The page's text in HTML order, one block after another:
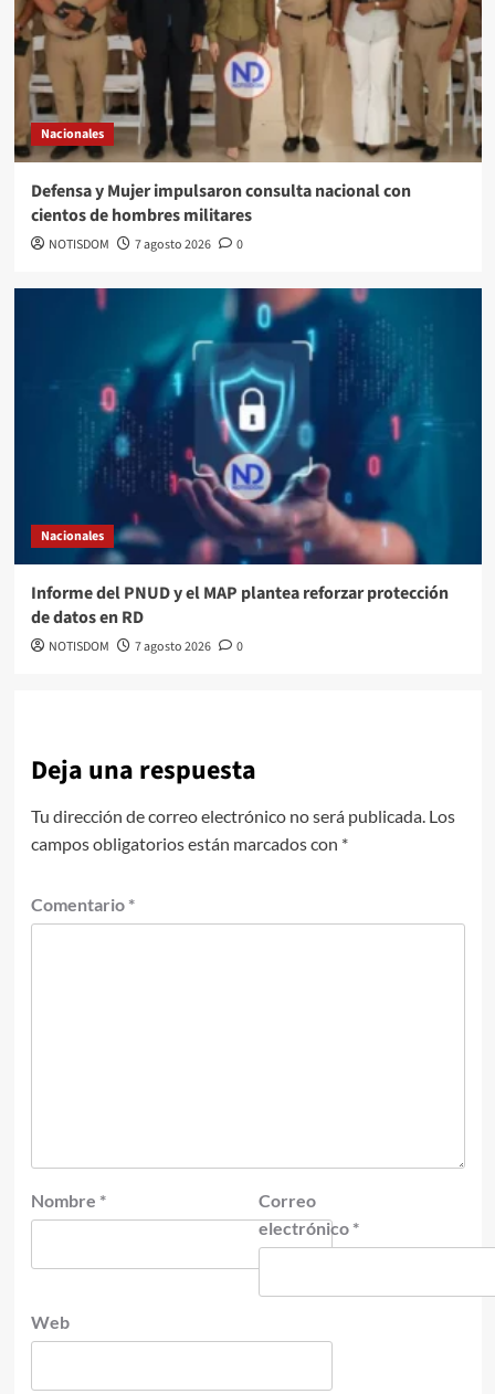
Nacionales
Defensa y Mujer impulsaron consulta nacional con
cientos de hombres militares
NOTISDOM 7 agosto 2026 0
Nacionales
Informe del PNUD y el MAP plantea reforzar protección
de datos en RD
NOTISDOM 7 agosto 2026 0
Deja una respuesta
Tu dirección de correo electrónico no será publicada. Los
campos obligatorios están marcados con *
Comentario *
Nombre *
Correo
electrónico *
Web